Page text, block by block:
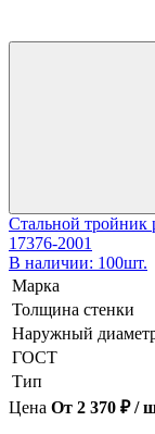
Стальной
17376-2001
В наличии: 100шт.
Марка
Толщина стенки
Наружный
ГОСТ
Тип
Цена От 2 370 ₽ /